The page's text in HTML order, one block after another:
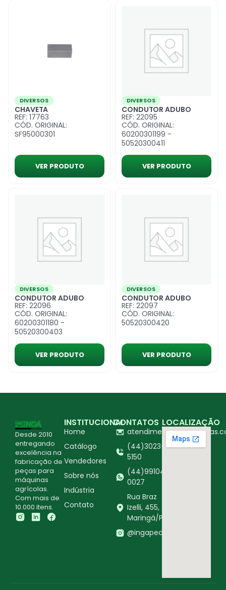
DIVERSOS
CHAVETA
REF: 17763
CÓD. ORIGINAL:
SF95000301
VER PRODUTO
DIVERSOS
CONDUTOR ADUBO
REF: 22095
CÓD. ORIGINAL:
60200301199 -
50520300411
VER PRODUTO
DIVERSOS
CONDUTOR ADUBO
REF: 22096
CÓD. ORIGINAL:
60200301180 -
50520300403
VER PRODUTO
DIVERSOS
CONDUTOR ADUBO
REF: 22097
CÓD. ORIGINAL:
50520300420
VER PRODUTO
Desde 2010
entregando
excelência na
fabricação de
peças para
máquinas
agrícolas.
Com mais de
10.000 itens.
INSTITUCIONAL
Home
Catálogo
Vendedores
Sobre nós
Indústria
Contato
CONTATOS
(44)3023-
5150
(44)99104-
0027
Rua Braz
Izelli, 455,
Maringá/PR
@ingapecasagricolas
LOCALIZAÇÃO